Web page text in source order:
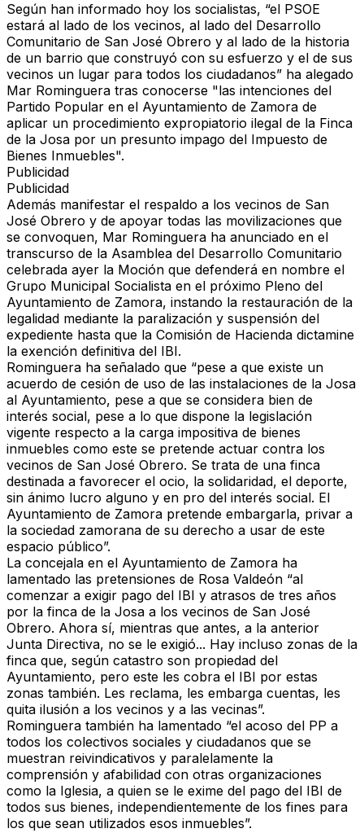
Según han informado hoy los socialistas, “el PSOE
estará al lado de los vecinos, al lado del Desarrollo
Comunitario de San José Obrero y al lado de la historia
de un barrio que construyó con su esfuerzo y el de sus
vecinos un lugar para todos los ciudadanos” ha alegado
Mar Rominguera tras conocerse "las intenciones del
Partido Popular en el Ayuntamiento de Zamora de
aplicar un procedimiento expropiatorio ilegal de la Finca
de la Josa por un presunto impago del Impuesto de
Bienes Inmuebles".
Publicidad
Publicidad
Además manifestar el respaldo a los vecinos de San
José Obrero y de apoyar todas las movilizaciones que
se convoquen, Mar Rominguera ha anunciado en el
transcurso de la Asamblea del Desarrollo Comunitario
celebrada ayer la Moción que defenderá en nombre el
Grupo Municipal Socialista en el próximo Pleno del
Ayuntamiento de Zamora, instando la restauración de la
legalidad mediante la paralización y suspensión del
expediente hasta que la Comisión de Hacienda dictamine
la exención definitiva del IBI.
Rominguera ha señalado que “pese a que existe un
acuerdo de cesión de uso de las instalaciones de la Josa
al Ayuntamiento, pese a que se considera bien de
interés social, pese a lo que dispone la legislación
vigente respecto a la carga impositiva de bienes
inmuebles como este se pretende actuar contra los
vecinos de San José Obrero. Se trata de una finca
destinada a favorecer el ocio, la solidaridad, el deporte,
sin ánimo lucro alguno y en pro del interés social. El
Ayuntamiento de Zamora pretende embargarla, privar a
la sociedad zamorana de su derecho a usar de este
espacio público”.
La concejala en el Ayuntamiento de Zamora ha
lamentado las pretensiones de Rosa Valdeón “al
comenzar a exigir pago del IBI y atrasos de tres años
por la finca de la Josa a los vecinos de San José
Obrero. Ahora sí, mientras que antes, a la anterior
Junta Directiva, no se le exigió... Hay incluso zonas de la
finca que, según catastro son propiedad del
Ayuntamiento, pero este les cobra el IBI por estas
zonas también. Les reclama, les embarga cuentas, les
quita ilusión a los vecinos y a las vecinas”.
Rominguera también ha lamentado “el acoso del PP a
todos los colectivos sociales y ciudadanos que se
muestran reivindicativos y paralelamente la
comprensión y afabilidad con otras organizaciones
como la Iglesia, a quien se le exime del pago del IBI de
todos sus bienes, independientemente de los fines para
los que sean utilizados esos inmuebles”.